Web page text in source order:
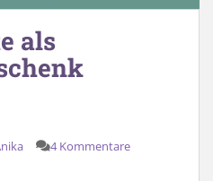
als
4 Kommentare